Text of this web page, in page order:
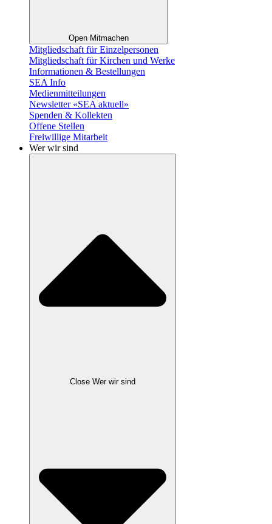
Open Mitmachen
Mitgliedschaft für Einzelpersonen
Mitgliedschaft für Kirchen und Werke
Informationen & Bestellungen
SEA Info
Medienmitteilungen
Newsletter «SEA aktuell»
Spenden & Kollekten
Offene Stellen
Freiwillige Mitarbeit
Wer wir sind
Close Wer wir sind